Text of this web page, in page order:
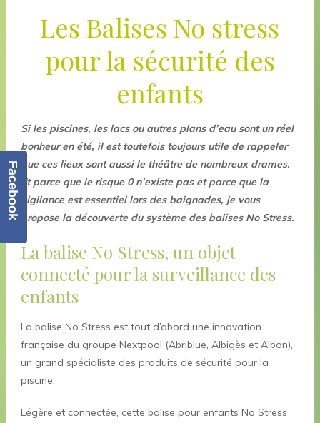
Les Balises No stress
pour la sécurité des
enfants
Si les piscines, les lacs ou autres plans d’eau sont un réel
bonheur en été, il est toutefois toujours utile de rappeler
que ces lieux sont aussi le théâtre de nombreux drames.
Et parce que le risque 0 n’existe pas et parce que la
vigilance est essentiel lors des baignades, je vous
propose la découverte du système des balises No Stress.
La balise No Stress, un objet
connecté pour la surveillance des
enfants
La balise No Stress est tout d’abord une innovation
française du groupe Nextpool (Abriblue, Albigès et Albon),
un grand spécialiste des produits de sécurité pour la
piscine.
Légère et connectée, cette balise pour enfants No Stress
Facebook